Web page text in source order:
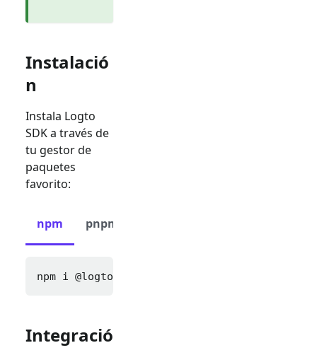
Instalació
n
Instala Logto
SDK a través de
tu gestor de
paquetes
favorito:
npm pnpm
npm i @logto/next
Integració